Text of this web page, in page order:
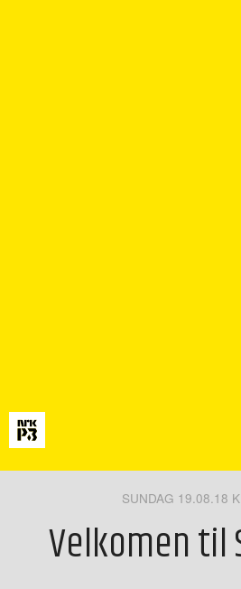
SUNDAG 19.08.18
Velkomen til